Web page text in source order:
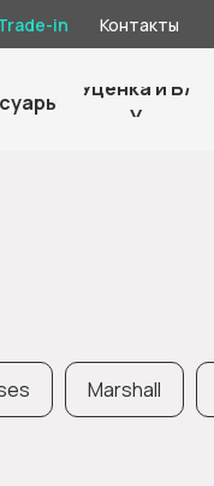
in Контакты
Уценка и Б/
У
Marshall